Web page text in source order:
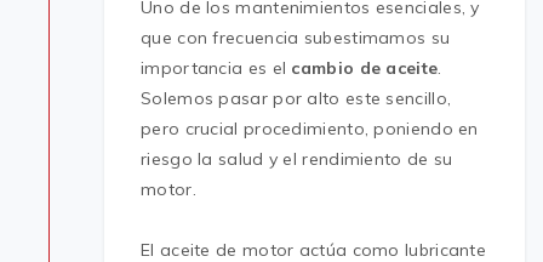
Uno de los mantenimientos esenciales, y
que con frecuencia subestimamos su
importancia es el cambio de aceite.
Solemos pasar por alto este sencillo,
pero crucial procedimiento, poniendo en
riesgo la salud y el rendimiento de su
motor.
El aceite de motor actúa como lubricante